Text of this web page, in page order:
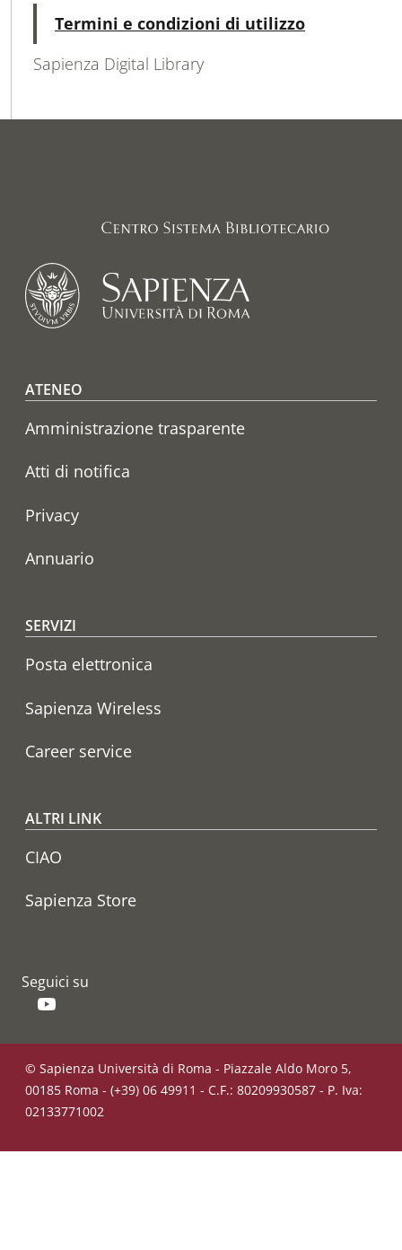
Termini e condizioni di utilizzo
Sapienza Digital Library
Footer menu
ATENEO
Amministrazione trasparente
Atti di notifica
Privacy
Annuario
SERVIZI
Posta elettronica
Sapienza Wireless
Career service
ALTRI LINK
CIAO
Sapienza Store
Seguici su
© Sapienza Università di Roma - Piazzale Aldo Moro 5,
00185 Roma - (+39) 06 49911 - C.F.: 80209930587 - P. Iva:
02133771002